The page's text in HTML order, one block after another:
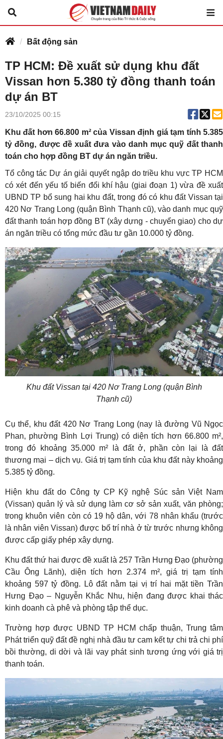
Bất động sản
TP HCM: Đề xuất sử dụng khu đất
Vissan hơn 5.380 tỷ đồng thanh toán
dự án BT
23/10/2025 00:15
Khu đất hơn 66.800 m² của Vissan định giá tạm tính 5.385
tỷ đồng, được đề xuất đưa vào danh mục quỹ đất thanh
toán cho hợp đồng BT dự án ngăn triều.
Tổ công tác Dự án giải quyết ngập do triều khu vực TP HCM
có xét đến yếu tố biến đổi khí hậu (giai đoạn 1) vừa đề xuất
UBND TP bổ sung hai khu đất, trong đó có khu đất Vissan tại
420 Nơ Trang Long (quận Bình Thạnh cũ), vào danh mục quỹ
đất thanh toán hợp đồng BT (xây dựng - chuyển giao) cho dự
án ngăn triều có tổng mức đầu tư gần 10.000 tỷ đồng.
Khu đất Vissan tại 420 Nơ Trang Long (quận Bình
Thạnh cũ)
Cụ thể, khu đất 420 Nơ Trang Long (nay là đường Vũ Ngọc
Phan, phường Bình Lợi Trung) có diện tích hơn 66.800 m²,
trong đó khoảng 35.000 m² là đất ở, phần còn lại là đất
thương mại – dịch vụ. Giá trị tạm tính của khu đất này khoảng
5.385 tỷ đồng.
Hiện khu đất do Công ty CP Kỹ nghệ Súc sản Việt Nam
(Vissan) quản lý và sử dụng làm cơ sở sản xuất, văn phòng;
trong khuôn viên còn có 19 hộ dân, với 78 nhân khẩu (trước
là nhân viên Vissan) được bố trí nhà ở từ trước nhưng không
được cấp giấy phép xây dựng.
Khu đất thứ hai được đề xuất là 257 Trần Hưng Đạo (phường
Cầu Ông Lãnh), diện tích hơn 2.374 m², giá trị tạm tính
khoảng 597 tỷ đồng. Lô đất nằm tại vị trí hai mặt tiền Trần
Hưng Đạo – Nguyễn Khắc Nhu, hiện đang được khai thác
kinh doanh cà phê và phòng tập thể dục.
Trường hợp được UBND TP HCM chấp thuận, Trung tâm
Phát triển quỹ đất đề nghị nhà đầu tư cam kết tự chi trả chi phí
bồi thường, di dời và lãi vay phát sinh tương ứng với giá trị
thanh toán.